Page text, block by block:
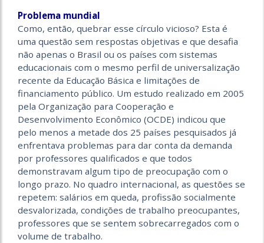
Problema mundial
Como, então, quebrar esse círculo vicioso? Esta é
uma questão sem respostas objetivas e que desafia
não apenas o Brasil ou os países com sistemas
educacionais com o mesmo perfil de universalização
recente da Educação Básica e limitações de
financiamento público. Um estudo realizado em 2005
pela Organização para Cooperação e
Desenvolvimento Econômico (OCDE) indicou que
pelo menos a metade dos 25 paí­ses pesquisados já
enfrentava problemas para dar conta da demanda
por professores qualificados e que todos
demonstravam algum tipo de preocupação com o
longo prazo. No quadro internacional, as questões se
repetem: salários em queda, profissão socialmente
desvalorizada, condições de trabalho preocupantes,
professores que se sentem sobrecarregados com o
volume de trabalho.